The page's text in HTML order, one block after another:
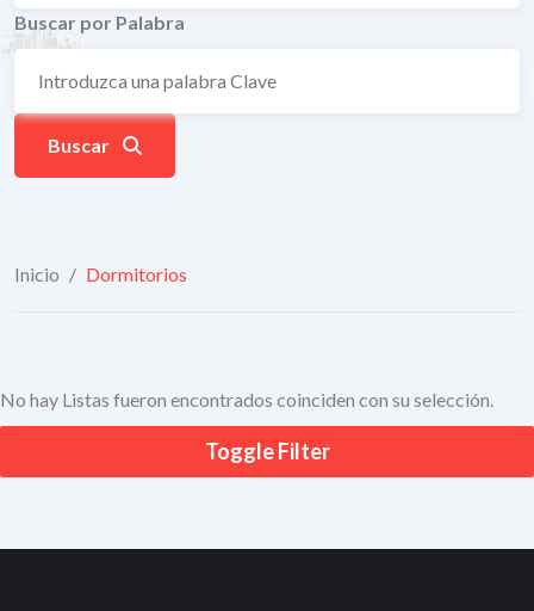
Buscar por Palabra
Buscar
Inicio / Dormitorios
No hay Listas fueron encontrados coinciden con su selección.
Toggle Filter